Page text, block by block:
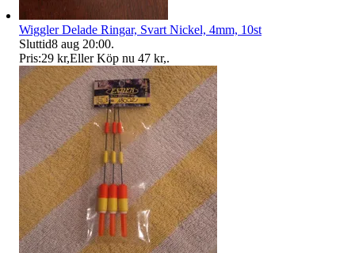
Wiggler Delade Ringar, Svart Nickel, 4mm, 10st
Sluttid8 aug 20:00.
Pris:29 kr,Eller Köp nu 47 kr,.